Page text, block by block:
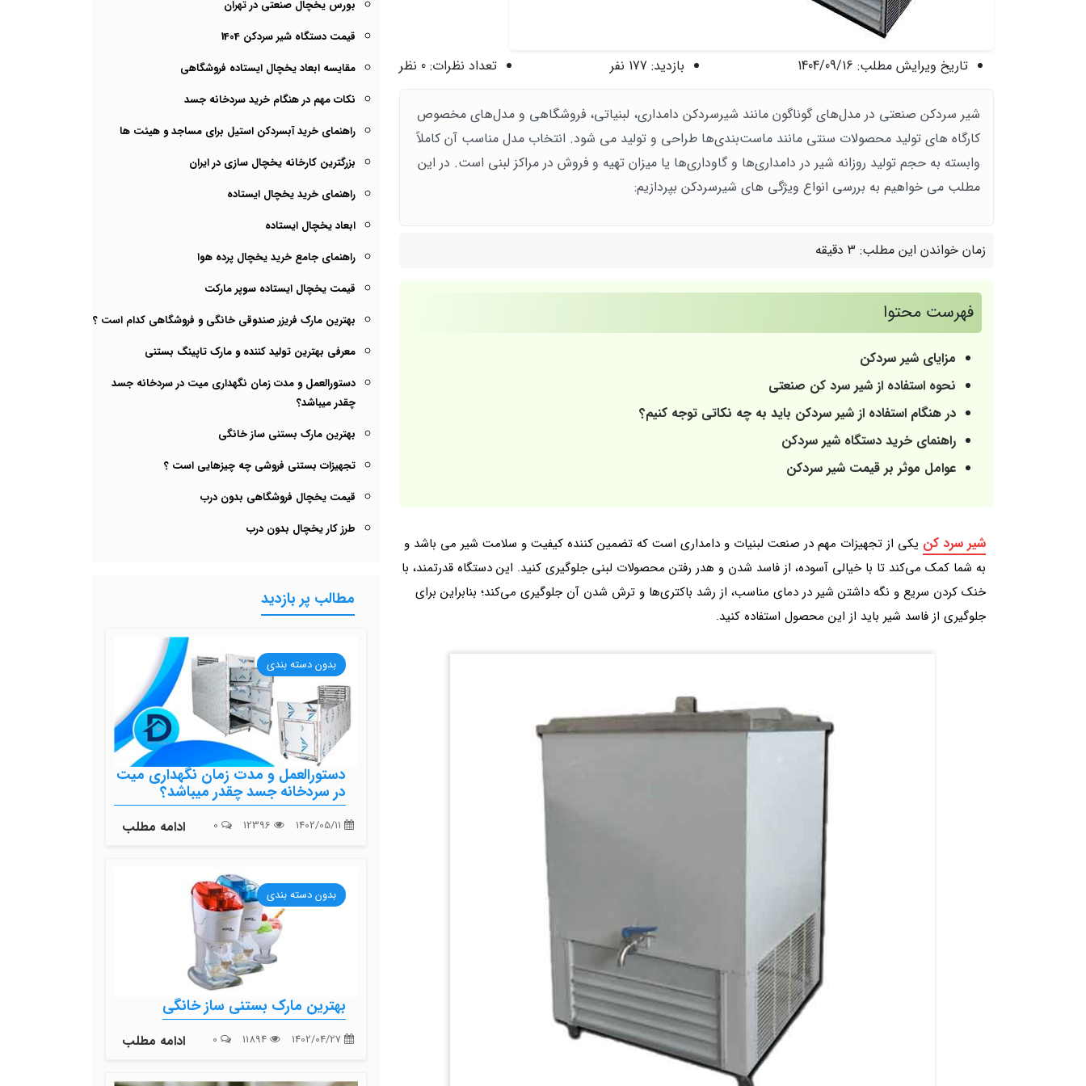
تاریخ ویرایش مطلب: 1404/09/16 بازدید: 177 نفر تعداد نظرات: 0 نظر
شیر سردکن صنعتی در مدل‌های گوناگون مانند شیرسردکن دامداری، لبنیاتی، فروشگاهی و مدل‌های مخصوص
کارگاه های‌ تولید محصولات سنتی مانند ماست‌بندی‌ها طراحی و تولید می شود. انتخاب مدل مناسب آن کاملاً
وابسته به حجم تولید روزانه شیر در دامداری‌ها و گاوداری‌ها یا میزان تهیه و فروش در مراکز لبنی است. در این
مطلب می خواهیم به بررسی انواع ویژگی های شیرسردکن بپردازیم:
زمان خواندن این مطلب: 3 دقیقه
فهرست محتوا
مزایای شیر سردکن
نحوه استفاده از شیر سرد کن صنعتی
در هنگام استفاده از شیر سردکن باید به چه نکاتی توجه کنیم؟
راهنمای خرید دستگاه شیر سردکن
عوامل موثر بر قیمت شیر سردکن
شیر سرد کن یکی از تجهیزات مهم در صنعت لبنیات و دامداری است که تضمین ‌کننده کیفیت و سلامت شیر می باشد و
به شما کمک می‌کند تا با خیالی آسوده، از فاسد شدن و هدر رفتن محصولات لبنی جلوگیری کنید. این دستگاه قدرتمند، با
خنک کردن سریع و نگه داشتن شیر در دمای مناسب، از رشد باکتری‌ها و ترش شدن آن جلوگیری می‌کند؛ بنابراین برای
جلوگیری از فاسد شیر باید از این محصول استفاده کنید.
بورس یخچال صنعتی در تهران
قیمت دستگاه شیر سردکن 1404
مقایسه ابعاد یخچال ایستاده فروشگاهی
نکات مهم در هنگام خرید سردخانه جسد
راهنمای خرید آبسردکن استیل برای مساجد و هیئت ها
بزرگترین کارخانه یخچال سازی در ایران
راهنمای خرید یخچال ایستاده
ابعاد یخچال ایستاده
راهنمای جامع خرید یخچال پرده هوا
قیمت یخچال ایستاده سوپر مارکت
بهترین مارک فریزر صندوقی خانگی و فروشگاهی کدام است ؟
معرفی بهترین تولید کننده و مارک تاپینگ بستنی
دستورالعمل و مدت زمان نگهداری میت در سردخانه جسد
چقدر میباشد؟
بهترین مارک بستنی ساز خانگی
تجهیزات بستنی فروشی چه چیزهایی است ؟
قیمت یخچال فروشگاهی بدون درب
طرز کار یخچال بدون درب
مطالب پر بازدید
بدون دسته بندی
دستورالعمل و مدت زمان نگهداری میت
در سردخانه جسد چقدر میباشد؟
ادامه مطلب
بدون دسته بندی
بهترین مارک بستنی ساز خانگی
ادامه مطلب